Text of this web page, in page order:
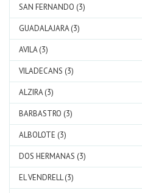
SAN FERNANDO (3)
GUADALAJARA (3)
AVILA (3)
VILADECANS (3)
ALZIRA (3)
BARBASTRO (3)
ALBOLOTE (3)
DOS HERMANAS (3)
EL VENDRELL (3)